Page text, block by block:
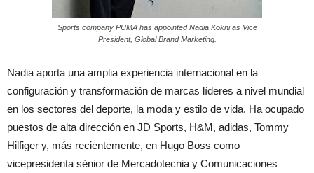
Sports company PUMA has appointed Nadia Kokni as Vice
President, Global Brand Marketing.
Nadia aporta una amplia experiencia internacional en la
configuración y transformación de marcas líderes a nivel mundial
en los sectores del deporte, la moda y estilo de vida. Ha ocupado
puestos de alta dirección en JD Sports, H&M, adidas, Tommy
Hilfiger y, más recientemente, en Hugo Boss como
vicepresidenta sénior de Mercadotecnia y Comunicaciones